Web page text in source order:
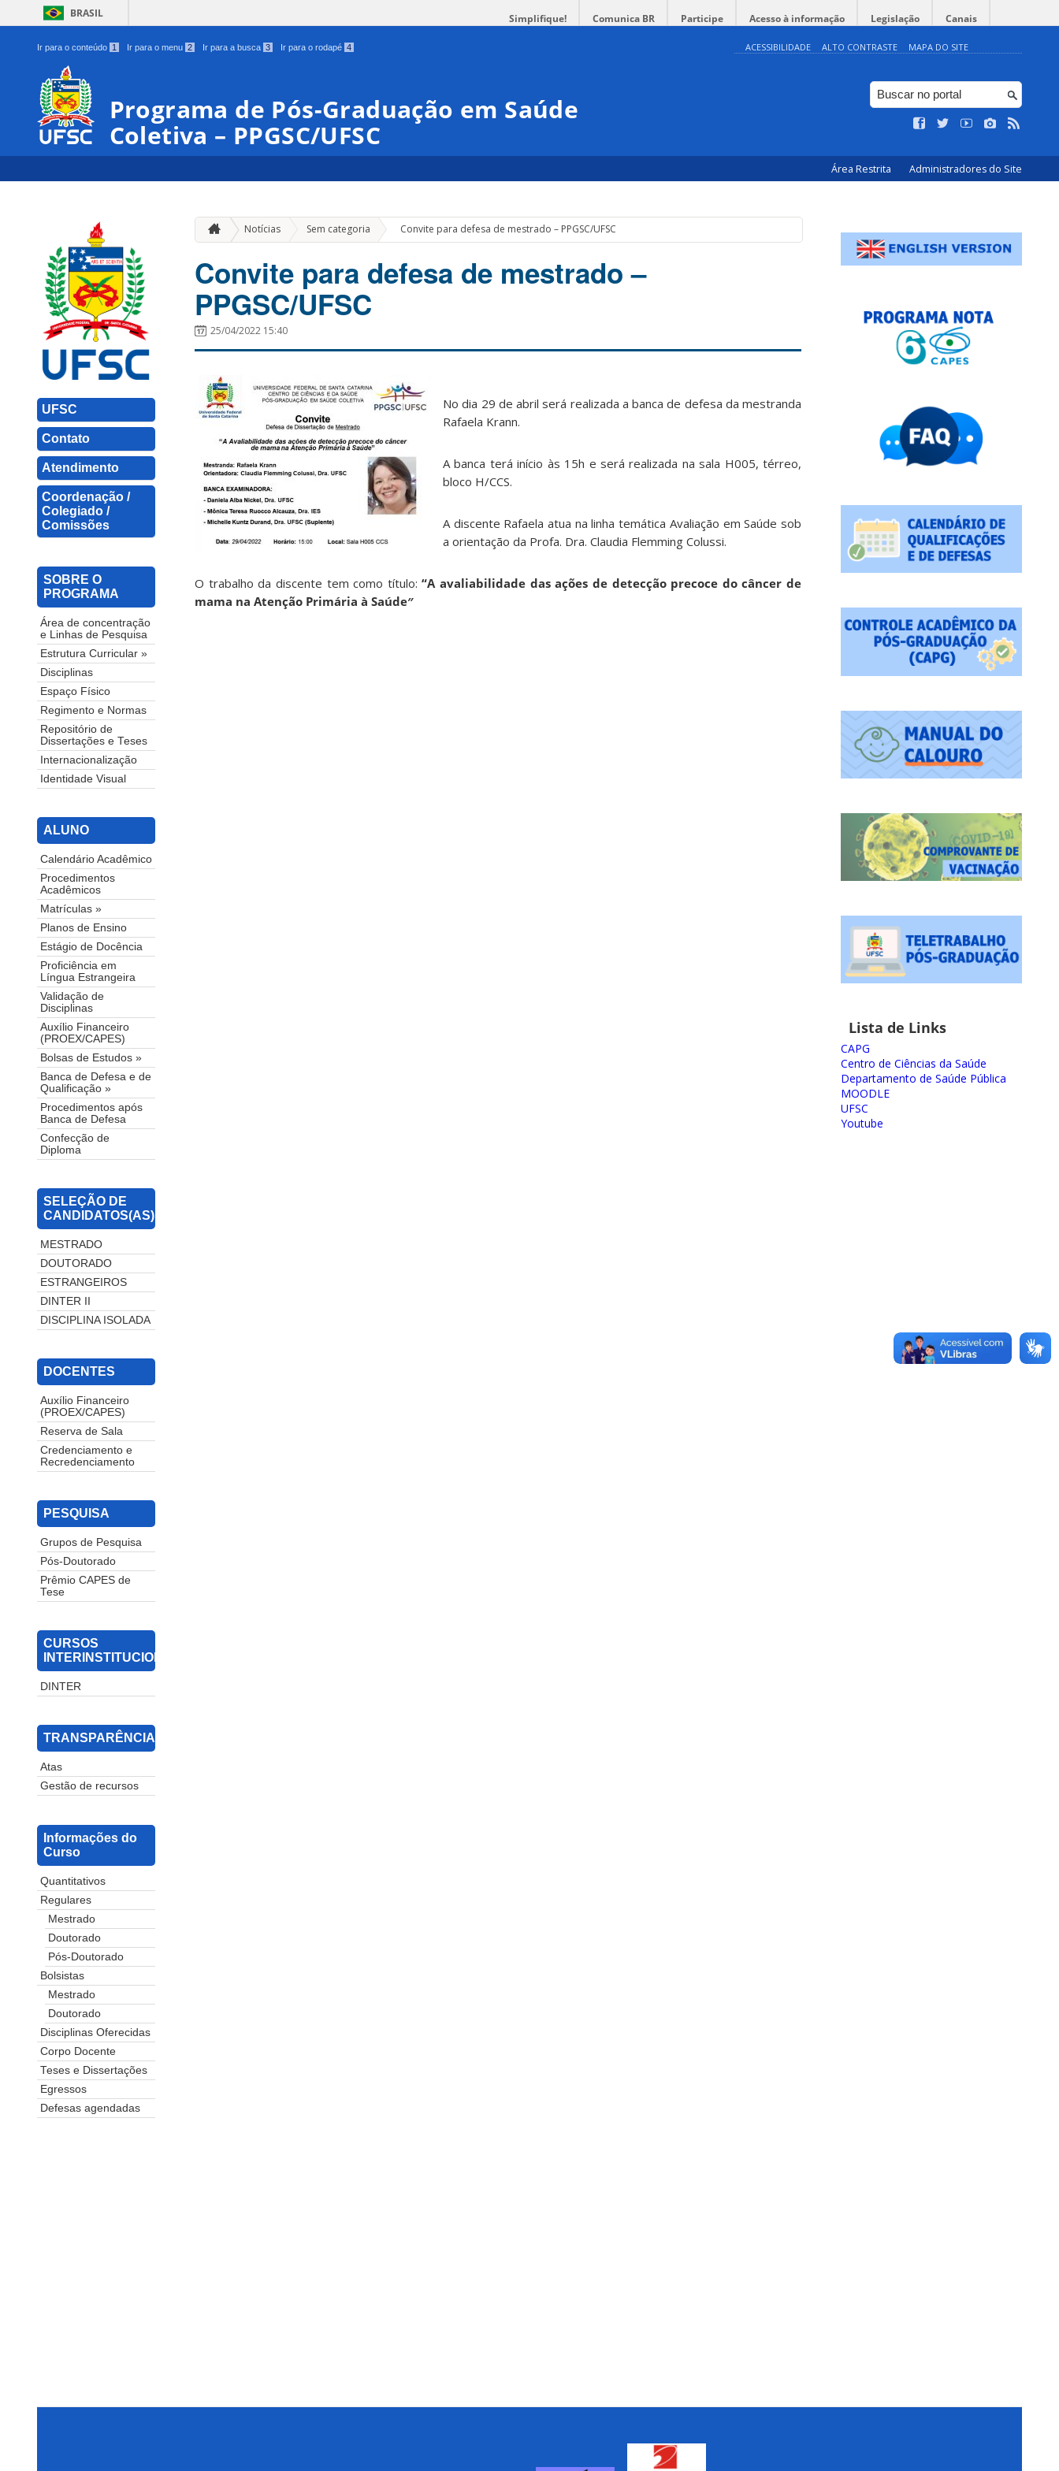
BRASIL Simplifique! Comunica BR Participe Acesso à informação Legislação Canais
Ir para o conteúdo 1 Ir para o menu 2 Ir para a busca 3 Ir para o rodapé 4 ACESSIBILIDADE ALTO CONTRASTE MAPA DO SITE
Programa de Pós-Graduação em Saúde
Coletiva – PPGSC/UFSC
Área Restrita Administradores do Site
UFSC
Contato
Atendimento
Coordenação /
Colegiado /
Comissões
SOBRE O
PROGRAMA
Área de concentração
e Linhas de Pesquisa
Estrutura Curricular »
Disciplinas
Espaço Físico
Regimento e Normas
Repositório de
Dissertações e Teses
Internacionalização
Identidade Visual
ALUNO
Calendário Acadêmico
Procedimentos
Acadêmicos
Matrículas »
Planos de Ensino
Estágio de Docência
Proficiência em
Língua Estrangeira
Validação de
Disciplinas
Auxílio Financeiro
(PROEX/CAPES)
Bolsas de Estudos »
Banca de Defesa e de
Qualificação »
Procedimentos após
Banca de Defesa
Confecção de
Diploma
SELEÇÃO DE
CANDIDATOS(AS)
MESTRADO
DOUTORADO
ESTRANGEIROS
DINTER II
DISCIPLINA ISOLADA
DOCENTES
Auxílio Financeiro
(PROEX/CAPES)
Reserva de Sala
Credenciamento e
Recredenciamento
PESQUISA
Grupos de Pesquisa
Pós-Doutorado
Prêmio CAPES de
Tese
CURSOS
INTERINSTITUCIONAIS
DINTER
TRANSPARÊNCIA
Atas
Gestão de recursos
Informações do
Curso
Quantitativos
Regulares
Mestrado
Doutorado
Pós-Doutorado
Bolsistas
Mestrado
Doutorado
Disciplinas Oferecidas
Corpo Docente
Teses e Dissertações
Egressos
Defesas agendadas
Notícias Sem categoria » Convite para defesa de mestrado – PPGSC/UFSC
Convite para defesa de mestrado –
PPGSC/UFSC
25/04/2022 15:40
No dia 29 de abril será realizada a banca de defesa da mestranda
Rafaela Krann.
A banca terá início às 15h e será realizada na sala H005, térreo,
bloco H/CCS.
A discente Rafaela atua na linha temática Avaliação em Saúde sob
a orientação da Profa. Dra. Claudia Flemming Colussi.
O trabalho da discente tem como título:“A avaliabilidade das ações de detecção precoce do câncer de
mama na Atenção Primária à Saúde″
Lista de Links
CAPG
Centro de Ciências da Saúde
Departamento de Saúde Pública
MOODLE
UFSC
Youtube